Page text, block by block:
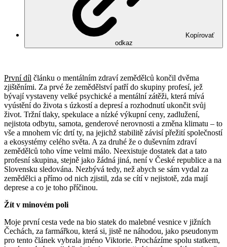
Kopírovať
odkaz
První díl článku o mentálním zdraví zemědělců končil dvěma
zjištěními. Za prvé že zemědělství patří do skupiny profesí, jež
bývají vystaveny velké psychické a mentální zátěži, která mívá
vyústění do života s úzkostí a depresí a rozhodnutí ukončit svůj
život. Tržní tlaky, spekulace a nízké výkupní ceny, zadlužení,
nejistota odbytu, samota, genderové nerovnosti a změna klimatu – to
vše a mnohem víc drtí ty, na jejichž stabilitě závisí přežití společností
a ekosystémy celého světa. A za druhé že o duševním zdraví
zemědělců toho víme velmi málo. Neexistuje dostatek dat a tato
profesní skupina, stejně jako žádná jiná, není v České republice a na
Slovensku sledována. Nezbývá tedy, než abych se sám vydal za
zemědělci a přímo od nich zjistil, zda se cítí v nejistotě, zda mají
deprese a co je toho příčinou.
Žít v minovém poli
Moje první cesta vede na bio statek do malebné vesnice v jižních
Čechách, za farmářkou, která si, jistě ne náhodou, jako pseudonym
pro tento článek vybrala jméno Viktorie. Procházíme spolu statkem,